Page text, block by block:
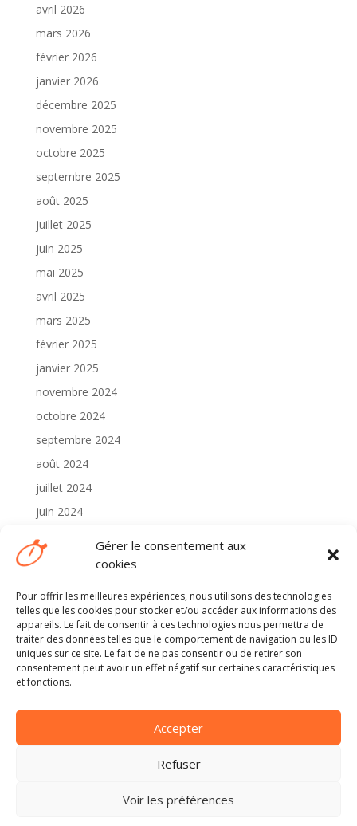
Gérer le consentement aux
cookies
Pour offrir les meilleures expériences, nous utilisons des technologies
telles que les cookies pour stocker et/ou accéder aux informations des
appareils. Le fait de consentir à ces technologies nous permettra de
traiter des données telles que le comportement de navigation ou les ID
uniques sur ce site. Le fait de ne pas consentir ou de retirer son
consentement peut avoir un effet négatif sur certaines caractéristiques
et fonctions.
Accepter
Refuser
Voir les préférences
avril 2026
mars 2026
février 2026
janvier 2026
décembre 2025
novembre 2025
octobre 2025
septembre 2025
août 2025
juillet 2025
juin 2025
mai 2025
avril 2025
mars 2025
février 2025
janvier 2025
novembre 2024
octobre 2024
septembre 2024
août 2024
juillet 2024
juin 2024
avril 2024
Catégories
2024
Non classé
Méta
Connexion